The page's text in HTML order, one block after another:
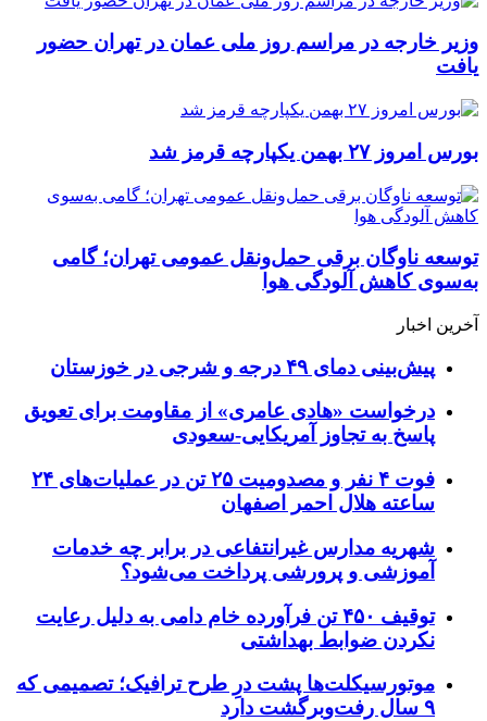
وزیر خارجه در مراسم روز ملی عمان در تهران حضور
یافت
بورس امروز ۲۷ بهمن یکپارچه قرمز شد
توسعه ناوگان برقی حمل‌ونقل عمومی تهران؛ گامی
به‌سوی کاهش آلودگی هوا
آخرین اخبار
پیش‌بینی دمای ۴۹ درجه و شرجی در خوزستان
درخواست «هادی عامری» از مقاومت برای تعویق
پاسخ به تجاوز آمریکایی-سعودی
فوت ۴ نفر و مصدومیت ۲۵ تن در عملیات‌های ۲۴
ساعته هلال احمر اصفهان
شهریه مدارس غیرانتفاعی در برابر چه خدمات
آموزشی و پرورشی پرداخت می‌شود؟
توقیف ۴۵۰ تن فرآورده خام دامی به دلیل رعایت
نکردن ضوابط بهداشتی
موتورسیکلت‌ها پشت درِ طرح ترافیک؛ تصمیمی که
۹ سال رفت‌وبرگشت دارد